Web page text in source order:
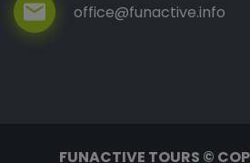
office@funactive.info
FUNACTIVE TOURS ©